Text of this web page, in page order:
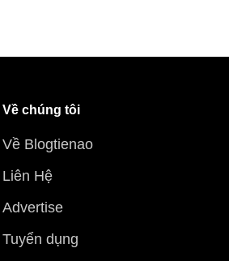
Về chúng tôi
Về Blogtienao
Liên Hệ
Advertise
Tuyển dụng